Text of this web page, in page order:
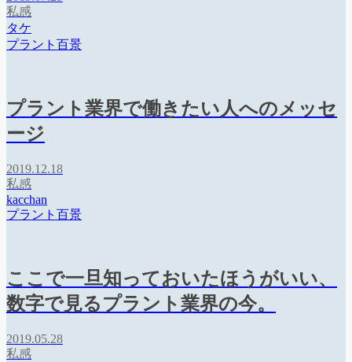
私感
タケ
プラント百景
プラント業界で働きたい人へのメッセ
ージ
2019.12.18
私感
kacchan
プラント百景
ここで一旦知っておいたほうがいい、
数字で見るプラント業界の今。
2019.05.28
私感